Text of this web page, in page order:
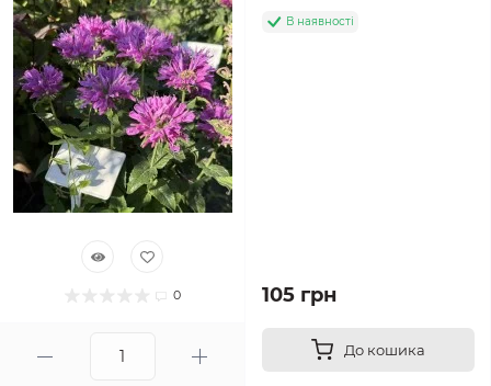
0
В наявності
105 грн
До кошика